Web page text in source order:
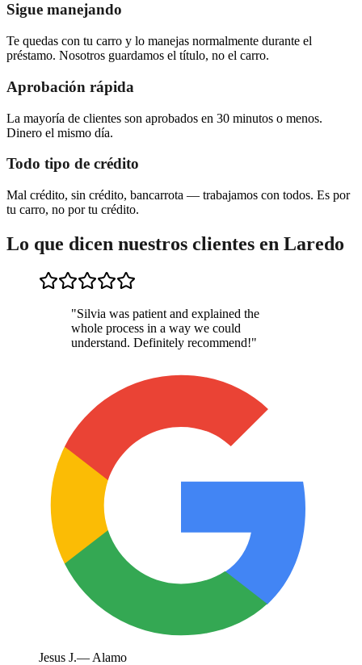
Sigue manejando
Te quedas con tu carro y lo manejas normalmente durante el
préstamo. Nosotros guardamos el título, no el carro.
Aprobación rápida
La mayoría de clientes son aprobados en 30 minutos o menos.
Dinero el mismo día.
Todo tipo de crédito
Mal crédito, sin crédito, bancarrota — trabajamos con todos. Es por
tu carro, no por tu crédito.
Lo que dicen nuestros clientes en Laredo
"Silvia was patient and explained the
whole process in a way we could
understand. Definitely recommend!"
Jesus J.— Alamo